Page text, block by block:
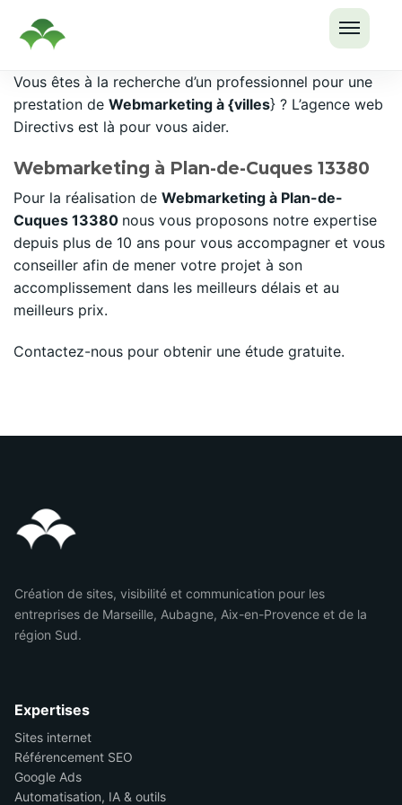
LE
Passer
au
contenu
Vous êtes à la recherche d’un professionnel pour une
prestation de Webmarketing à {villes} ? L’agence web
Directivs est là pour vous aider.
Webmarketing à Plan-de-Cuques 13380
Pour la réalisation de Webmarketing à Plan-de-
Cuques 13380 nous vous proposons notre expertise
depuis plus de 10 ans pour vous accompagner et vous
conseiller afin de mener votre projet à son
accomplissement dans les meilleurs délais et au
meilleurs prix.
Contactez-nous pour obtenir une étude gratuite.
Création de sites, visibilité et communication pour les
entreprises de Marseille, Aubagne, Aix-en-Provence et de la
région Sud.
Expertises
Sites internet
Référencement SEO
Google Ads
Automatisation, IA & outils